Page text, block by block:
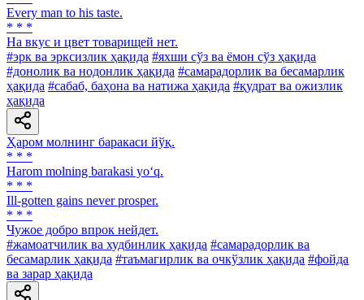
Every man to his taste.
* * *
На вкус и цвет товарищей нет.
#эрк ва эрксизлик ҳақида #яхши сўз ва ёмон сўз ҳақида
#донолик ва нодонлик ҳақида #самарадорлик ва бесамарлик
ҳақида #сабаб, баҳона ва натижа ҳақида #қудрат ва ожизлик
ҳақида
Ҳаром молнинг баракаси йўқ.
* * *
Harom molning barakasi yo‘q.
* * *
Ill-gotten gains never prosper.
* * *
Чужое добро впрок нейдет.
#жамоатчилик ва худбинлик ҳақида #самарадорлик ва
бесамарлик ҳақида #таъмагирлик ва очкўзлик ҳақида #фойда
ва зарар ҳақида